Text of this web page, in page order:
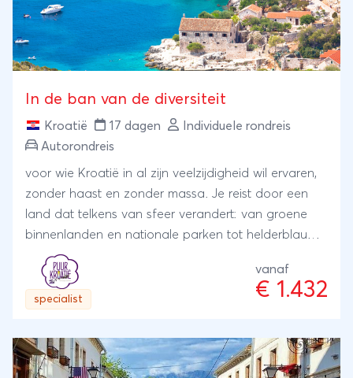
In de ban van de diversiteit
Kroatië 17 dagen
Individuele rondreis
Autorondreis
voor wie Kroatië in al zijn veelzijdigheid wil ervaren,
zonder haast en zonder massa. Je reist door een
land dat telkens van sfeer verandert: van groene
binnenlanden en nationale parken tot helderblauwe
kustlijnen en sfeervolle steden. Niet om alles te zien,
maar om het echt te beleven. Onderweg is er ruimte
voor spontane stops, een extra wandeling, een
deze reis bijzonder maakt, is de afwisseling.
specialist
vanaf
€ 1.432